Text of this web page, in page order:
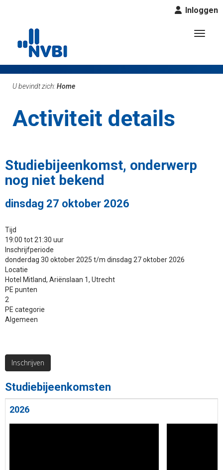
Inloggen
U bevindt zich:Home
Activiteit details
Studiebijeenkomst, onderwerp
nog niet bekend
dinsdag 27 oktober 2026
Tijd
19:00 tot 21:30 uur
Inschrijfperiode
donderdag 30 oktober 2025 t/m dinsdag 27 oktober 2026
Locatie
Hotel Mitland, Ariënslaan 1, Utrecht
PE punten
2
PE categorie
Algemeen
Inschrijven
Studiebijeenkomsten
2026